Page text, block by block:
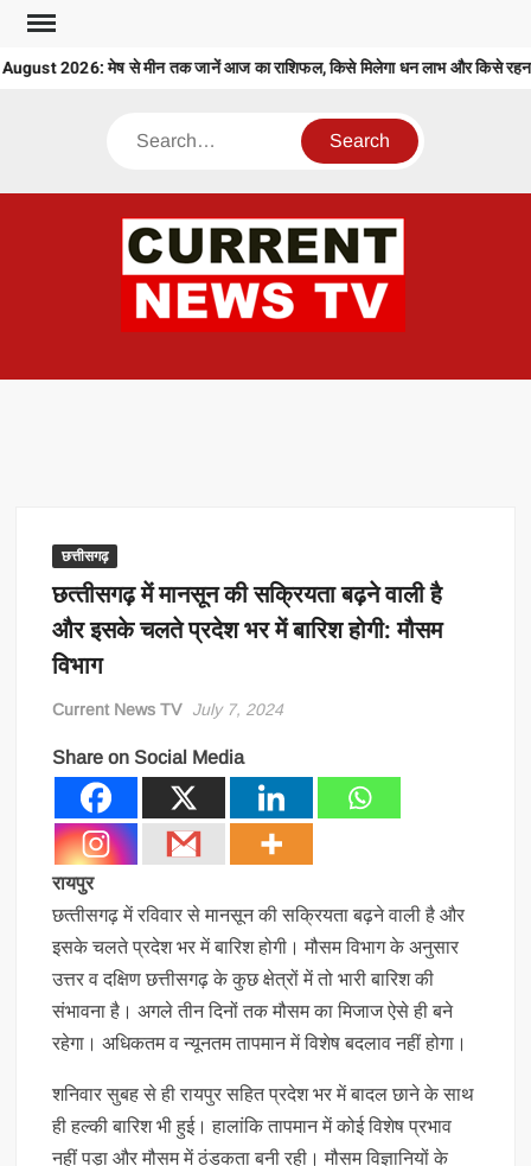
Skip
content2026: मेष से मीन तक जानें आज का राशिफल, किसे मिलेगा धन लाभ और किसे रहना
Search
छत्तीसगढ़
छत्‍तीसगढ़ में मानसून की सक्रियता बढ़ने वाली है
और इसके चलते प्रदेश भर में बारिश होगी: मौसम
विभाग
Current News TV July 7, 2024
Share on Social Media
रायपुर
छत्‍तीसगढ़ में रविवार से मानसून की सक्रियता बढ़ने वाली है और
इसके चलते प्रदेश भर में बारिश होगी। मौसम विभाग के अनुसार
उत्तर व दक्षिण छत्तीसगढ़ के कुछ क्षेत्रों में तो भारी बारिश की
संभावना है। अगले तीन दिनों तक मौसम का मिजाज ऐसे ही बने
रहेगा। अधिकतम व न्यूनतम तापमान में विशेष बदलाव नहीं होगा।
शनिवार सुबह से ही रायपुर सहित प्रदेश भर में बादल छाने के साथ
ही हल्की बारिश भी हुई। हालांकि तापमान में कोई विशेष प्रभाव
नहीं पड़ा और मौसम में ठंडकता बनी रही। मौसम विज्ञानियों के